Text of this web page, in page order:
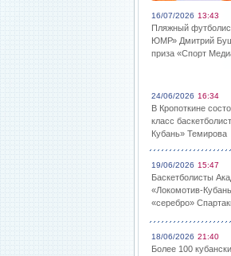
16/07/2026 13:43
Пляжный
ЮМР» Дмитрий
приза «Спорт
24/06/2026 16:34
В Кропоткине
класс
Кубань» Темирова
19/06/2026 15:47
Баскетболисты
«Локомотив-
«серебро»
18/06/2026 21:40
Более 100